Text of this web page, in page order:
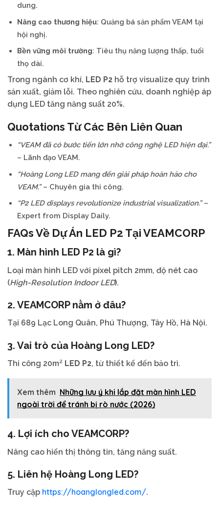
dung.
Nâng cao thương hiệu: Quảng bá sản phẩm VEAM tại
hội nghị.
Bền vững môi trường: Tiêu thụ năng lượng thấp, tuổi
thọ dài.
Trong ngành cơ khí, LED P2 hỗ trợ visualize quy trình
sản xuất, giảm lỗi. Theo nghiên cứu, doanh nghiệp áp
dụng LED tăng năng suất 20%.
Quotations Từ Các Bên Liên Quan
“VEAM đã có bước tiến lớn nhờ công nghệ LED hiện đại.”
– Lãnh đạo VEAM.
“Hoàng Long LED mang đến giải pháp hoàn hảo cho
VEAM.”– Chuyên gia thi công.
“P2 LED displays revolutionize industrial visualization.”–
Expert from Display Daily.
FAQs Về Dự Án LED P2 TạiVEAMCORP
1. Màn hình LED P2 là gì?
Loại màn hình LED với pixel pitch 2mm, độ nét cao
(High-Resolution Indoor LED).
2. VEAMCORPnằm ở đâu?
Tại 689 Lạc Long Quân, Phú Thượng, Tây Hồ, Hà Nội.
3. Vai trò của Hoàng Long LED?
Thi công 20m² LED P2, từ thiết kế đến bảo trì.
Xem thêm Những lưu ý khi lắp đặt màn hình LED
ngoài trời để tránh bị rò nước (2026)
4. Lợi ích cho VEAMCORP?
Nâng cao hiển thị thông tin, tăng năng suất.
5. Liên hệ Hoàng Long LED?
Truy cập https://hoanglongled.com/.